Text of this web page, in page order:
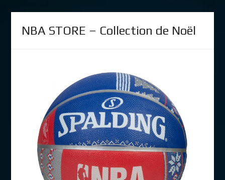
NBA STORE – Collection de Noël